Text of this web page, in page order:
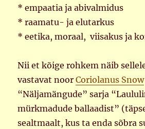
* empaatia ja abivalmidus
* raamatu- ja elutarkus
* eetika, moraal, viisakus ja
Nii et kõige rohkem näib
vastavat noorCoriolanus Snow
“Näljamängude” sarja
mürkmadude ballaadist”
sealtmaalt, kus ta enda sõbra